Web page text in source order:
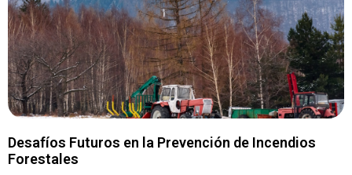
Desafíos Futuros en la Prevención de Incendios
Forestales